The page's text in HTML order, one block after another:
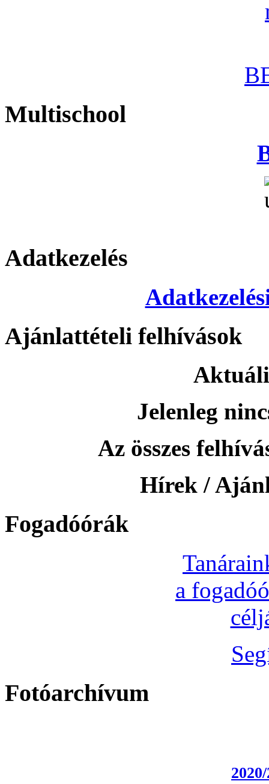
Multischool
Adatkezelés
Ajánlattételi felhívások
Jelenleg
Az összes
Hírek /
Fogadóórák
a
Fotóarchívum